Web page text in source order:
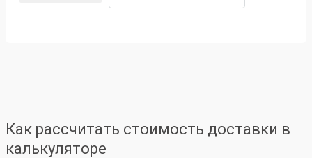
Как рассчитать стоимость доставки в
калькуляторе